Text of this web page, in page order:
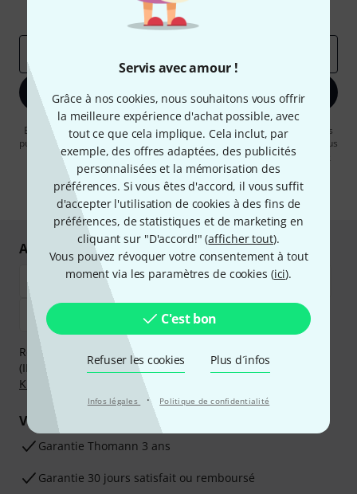
Servis avec amour !
Grâce à nos cookies, nous souhaitons vous offrir
la meilleure expérience d'achat possible, avec
tout ce que cela implique. Cela inclut, par
exemple, des offres adaptées, des publicités
personnalisées et la mémorisation des
préférences. Si vous êtes d'accord, il vous suffit
d'accepter l'utilisation de cookies à des fins de
préférences, de statistiques et de marketing en
cliquant sur "D'accord!" (afficher tout).
Vous pouvez révoquer votre consentement à tout
moment via les paramètres de cookies (ici).
C'est bon
Refuser les cookies Plus d´infos
Infos légales · Politique de confidentialité
Articles inspirants
Deals
S'inscrire maintenant
En cliquant sur "S'inscrire maintenant", vous acceptez de recevoir des
publicités par e-mail. La désinscription est possible à tout moment. Vous
pouvez trouver plus d'informations à ce sujet dans notrePolitique de
confidentialité.
* Requis
Achetez et payez en toute sécurité
Réglez de manière sûre et sécurisée par Virement
(IBAN/BIC), PayPal, Amazon Pay,
Klarna Payer Maintenant
Klarna Payer en 3 fois
ou Carte de crédit.
Vos avantages
Ga­ran­tie Thomann 3 ans
Garantie 30 jours satisfait ou remboursé